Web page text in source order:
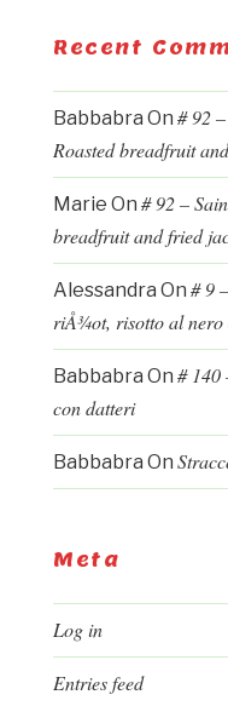
Recent
Babbabra On # 92
Roasted breadfruit
Marie On # 92 –
breadfruit and fried
Alessandra On # 9
riÅ¾ot, risotto al nero
Babbabra On # 140
con datteri
Babbabra On
Meta
Log in
Entries feed